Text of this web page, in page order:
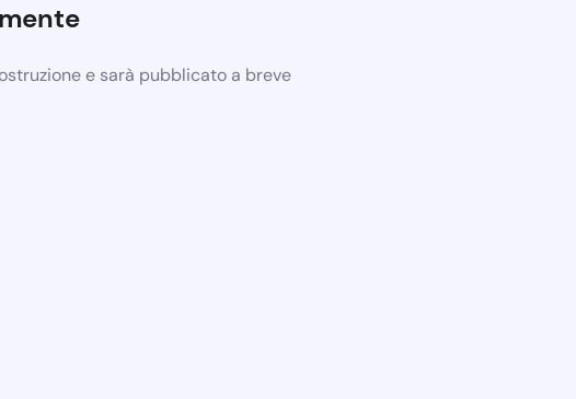
e sarà pubblicato a breve